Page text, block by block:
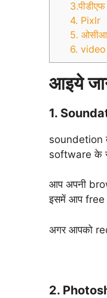
4. Pixlr
5.
6.
आइये
1.
soundetion
software के
आप अपनी
इसमें आप free
अगर आपको
2.